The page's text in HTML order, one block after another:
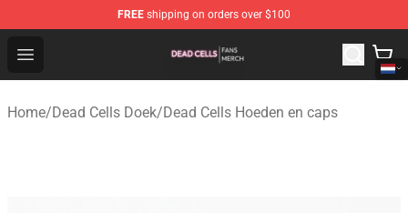
FREE shipping on orders over $100
Open menu
Dead Cells Shop - Official Dead Cells Merchandise Store
Home/Dead Cells Doek/Dead Cells Hoeden en caps